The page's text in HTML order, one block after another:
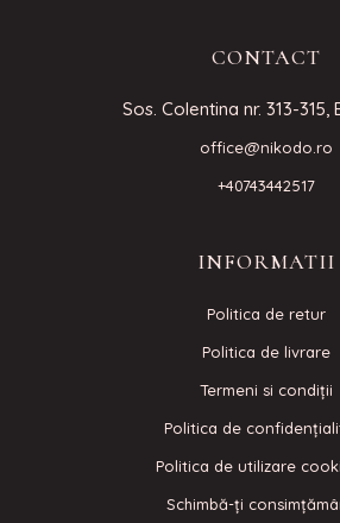
CONTACT
Sos. Colentina nr. 313-315,
office@nikodo.ro
+40743442517
INFORMATII
Politica de retur
Politica de livrare
Termeni si condiţii
Politica de
Politica de utilizare
Schimbă-ți